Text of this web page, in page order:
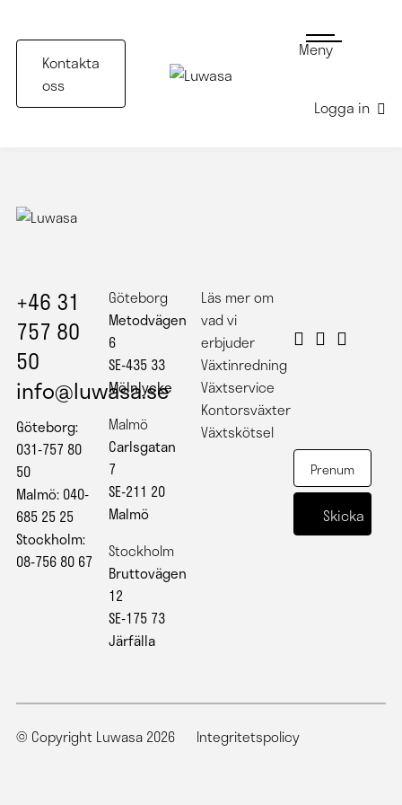
Kontakta
oss
Meny
Logga in
Svarta amplar på Elite Hotel
+46 31
757 80
50
info@luwasa.se
Göteborg:
031-757 80
50
Malmö: 040-
685 25 25
Stockholm:
08-756 80 67
Göteborg
Metodvägen
6
SE-435 33
Mölnlycke
Malmö
Carlsgatan
7
SE-211 20
Malmö
Stockholm
Bruttovägen
12
SE-175 73
Järfälla
Läs mer om
vad vi
erbjuder
Växtinredning
Växtservice
Kontorsväxter
Växtskötsel
© Copyright Luwasa 2026 Integritetspolicy